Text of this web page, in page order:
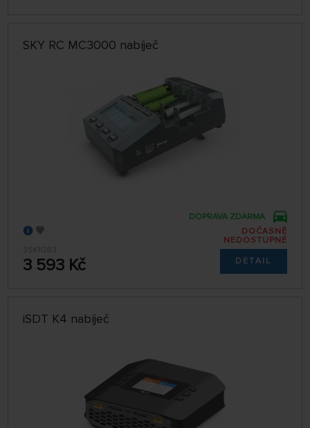
SKY RC MC3000 nabíječ
3SK1083
3 593 Kč
DOPRAVA ZDARMA
DOČASNĚ
NEDOSTUPNÉ
DETAIL
iSDT K4 nabíječ